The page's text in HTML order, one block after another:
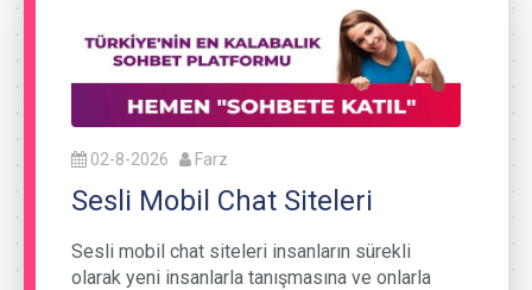
02-8-2026 Farz
Sesli Mobil Chat Siteleri
Sesli mobil chat siteleri insanların sürekli
olarak yeni insanlarla tanışmasına ve onlarla